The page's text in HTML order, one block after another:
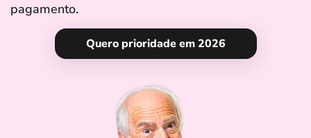
pagamento.
Quero prioridade em 2026